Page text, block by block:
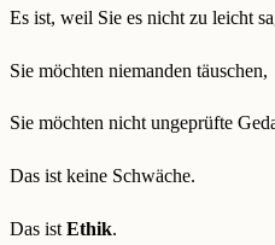
Es ist, weil Sie es nicht zu leicht
Sie möchten niemanden täuschen,
Sie möchten nicht ungeprüfte
Das ist keine Schwäche.
Das ist Ethik.